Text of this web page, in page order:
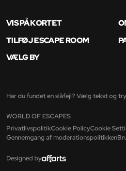
VIS PÅ KORTET
TILFØJ ESCAPE ROOM
VÆLG BY
Har du fundet en slåfejl? Vælg tekst og
WORLD OF ESCAPES
PrivatlivspolitikCookie PolicyCookie
Gennemgang af moderationspolitikken
Designed by